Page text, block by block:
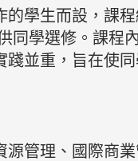
的學生而設 ，課
同學選修。課程
並重，旨在使
管理、國際商